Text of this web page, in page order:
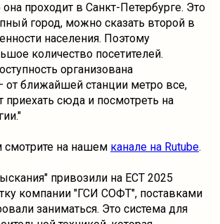
она проходит в Санкт-Петербурге. Это
город, можно сказать второй в
населения. Поэтому
количество посетителей.
организована
от ближайшей станции метро все,
приехать сюда и посмотреть на
смотрите на нашем канале на Rutube.
привозили на ECT 2025
компании "ГСИ СОФТ", поставками
заниматься. Это система для